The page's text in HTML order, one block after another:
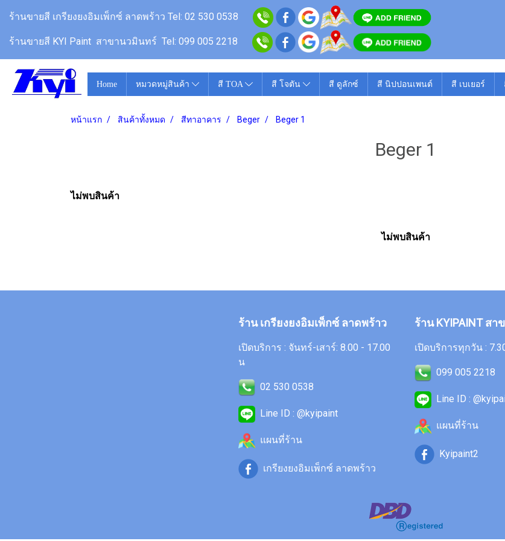
ร้านขายสี เกรียงยงอิมเพ็กซ์ ลาดพร้าว Tel: 02 530 0538
ร้านขายสี KYI Paint สาขานวมินทร์ Tel: 099 005 2218
Home หมวดหมู่สินค้า สี TOA สี โจตัน สี ดูลักซ์ สี นิปปอนเพนต์ สี เบเยอร์
หน้าแรก สินค้าทั้งหมด สีทาอาคาร Beger Beger 1
Beger 1
ไม่พบสินค้า
ไม่พบสินค้า
ร้าน เกรียงยงอิมเพ็กซ์ ลาดพร้าว
เปิดบริการ : จันทร์-เสาร์: 8.00 - 17.00
น
02 530 0538
Line ID : @kyipaint
แผนที่ร้าน
เกรียงยงอิมเพ็กซ์ ลาดพร้าว
ร้าน KYIPAINT ส
เปิดบริการทุกวัน :
099 005 2218
Line ID :
แผนที่ร้าน
Kyipaint2